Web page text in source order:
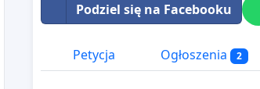
Podziel się na Facebooku
Petycja Ogłoszenia 2